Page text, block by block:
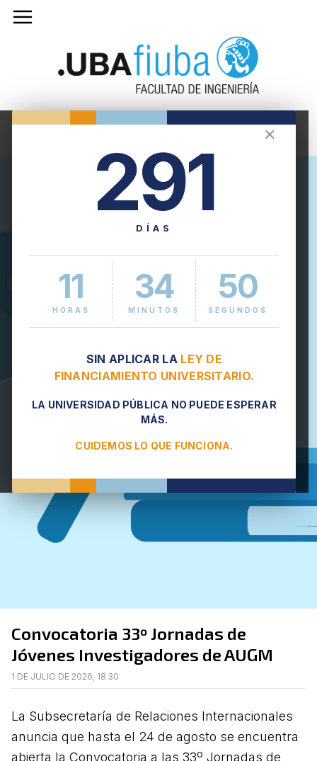
✕
291
DÍAS
11
HORAS
34
MINUTOS
51
SEGUNDOS
SIN APLICAR LA LEY DE
FINANCIAMIENTO UNIVERSITARIO.
LA UNIVERSIDAD PÚBLICA NO PUEDE ESPERAR
MÁS.
CUIDEMOS LO QUE FUNCIONA.
Convocatoria 33º Jornadas de
Jóvenes Investigadores de AUGM
1 DE JULIO DE 2026, 18.30
La Subsecretaría de Relaciones Internacionales
anuncia que hasta el 24 de agosto se encuentra
abierta la Convocatoria a las 33º Jornadas de